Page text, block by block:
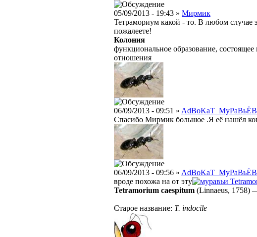
05/09/2013 - 19:43 » Мирмик
Тетрамориум какой - то. В любом
пожалеете!
Колония
функциональное образование,
отношения
06/09/2013 - 09:51 » AdBoKaT_MyPaBьЁВ
Спасибо Мирмик большое .Я её нашёл
06/09/2013 - 09:56 » AdBoKaT_MyPaBьЁВ
вроде похожа на от эту
Tetramorium caespitum (Linnaeus, 1758)
Старое название: T. indocile